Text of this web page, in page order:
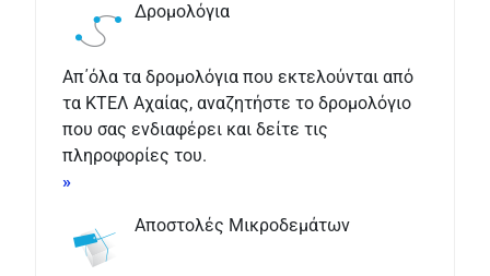
Δρομολόγια
Απ΄όλα τα δρομολόγια που εκτελούνται από
τα ΚΤΕΛ Αχαίας, αναζητήστε το δρομολόγιο
που σας ενδιαφέρει και δείτε τις
πληροφορίες του.
»
Αποστολές Μικροδεμάτων